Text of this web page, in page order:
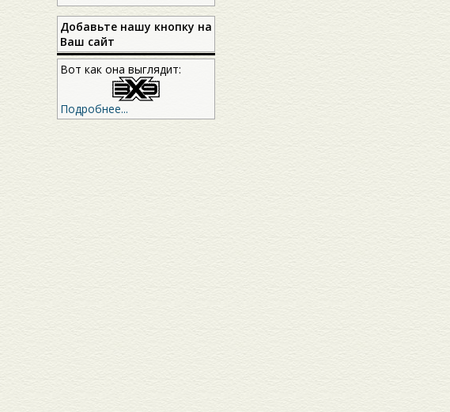
Добавьте нашу кнопку на
Ваш сайт
Вот как она выглядит:
Подробнее...